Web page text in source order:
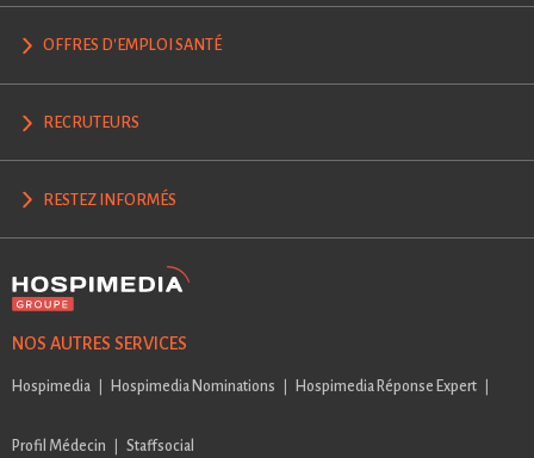
OFFRES D'EMPLOI SANTÉ
RECRUTEURS
RESTEZ INFORMÉS
NOS AUTRES SERVICES
Hospimedia Hospimedia Nominations Hospimedia Réponse Expert
Profil Médecin Staffsocial